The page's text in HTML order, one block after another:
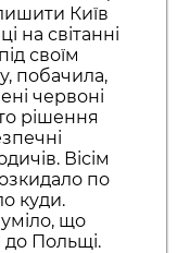
Київ
на світанні
своїм
побачила,
червоні
рішення
Вісім
по
куди.
що
до Польщі.